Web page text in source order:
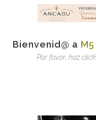
Bienvenid@ a
Por favor, haz